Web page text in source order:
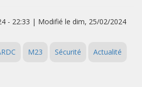
- 22:33 | Modifié le dim, 25/02/2024
M23 Sécurité Actualité